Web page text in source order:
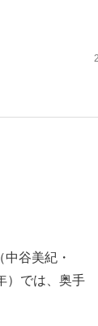
谷美紀・
）では、奥手